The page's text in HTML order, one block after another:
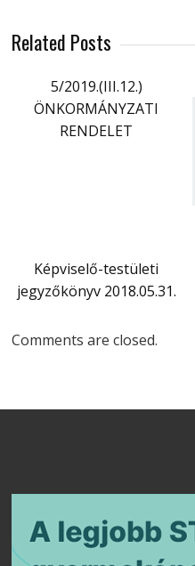
Related Posts
5/2019.(III.12.)
ÖNKORMÁNYZATI
RENDELET
Képviselő-testületi
jegyzőkönyv 2018.05.31.
Comments are closed.